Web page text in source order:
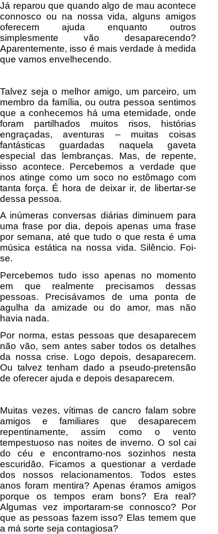
Já reparou que quando algo de mau acontece
connosco ou na nossa vida, alguns amigos
oferecem ajuda enquanto outros
simplesmente vão desaparecendo?
Aparentemente, isso é mais verdade à medida
que vamos envelhecendo.
Talvez seja o melhor amigo, um parceiro, um
membro da família, ou outra pessoa sentimos
que a conhecemos há uma eternidade, onde
foram partilhados muitos risos, histórias
engraçadas, aventuras – muitas coisas
fantásticas guardadas naquela gaveta
especial das lembranças. Mas, de repente,
isso acontece. Percebemos a verdade que
nos atinge como um soco no estômago com
tanta força. É hora de deixar ir, de libertar-se
dessa pessoa.
A inúmeras conversas diárias diminuem para
uma frase por dia, depois apenas uma frase
por semana, até que tudo o que resta é uma
música estática na nossa vida. Silêncio. Foi-
se.
Percebemos tudo isso apenas no momento
em que realmente precisamos dessas
pessoas. Precisávamos de uma ponta de
agulha da amizade ou do amor, mas não
havia nada.
Por norma, estas pessoas que desaparecem
não vão, sem antes saber todos os detalhes
da nossa crise. Logo depois, desaparecem.
Ou talvez tenham dado a pseudo-pretensão
de oferecer ajuda e depois desaparecem.
Muitas vezes, vítimas de cancro falam sobre
amigos e familiares que desaparecem
repentinamente, assim como o vento
tempestuoso nas noites de inverno. O sol cai
do céu e encontramo-nos sozinhos nesta
escuridão. Ficamos a questionar a verdade
dos nossos relacionamentos. Todos estes
anos foram mentira? Apenas éramos amigos
porque os tempos eram bons? Era real?
Algumas vez importaram-se connosco? Por
que as pessoas fazem isso? Elas temem que
a má sorte seja contagiosa?